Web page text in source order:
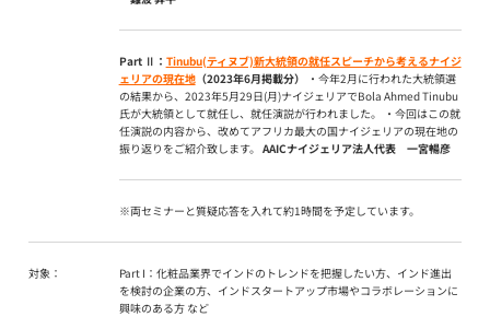
Part Ⅱ： Tinubu(ティヌブ)新大統領の就任スピーチから考えるナイジ
ェリアの現在地（2023年6月掲載分）
・今年2月に行われた大統領選
の結果から、2023年5月29日(月)ナイジェリアでBola Ahmed Tinubu
氏が大統領として就任し、就任演説が行われました。 ・今回はこの就
任演説の内容から、改めてアフリカ最大の国ナイジェリアの現在地の
振り返りをご紹介致します。 AAICナイジェリア法人代表 一宮暢彦
※両セミナーと質疑応答を入れて約1時間を予定しています。
対象：
Part I：化粧品業界でインドのトレンドを把握したい方、インド進出
を検討の企業の方、インドスタートアップ市場やコラボレーションに
興味のある方 など